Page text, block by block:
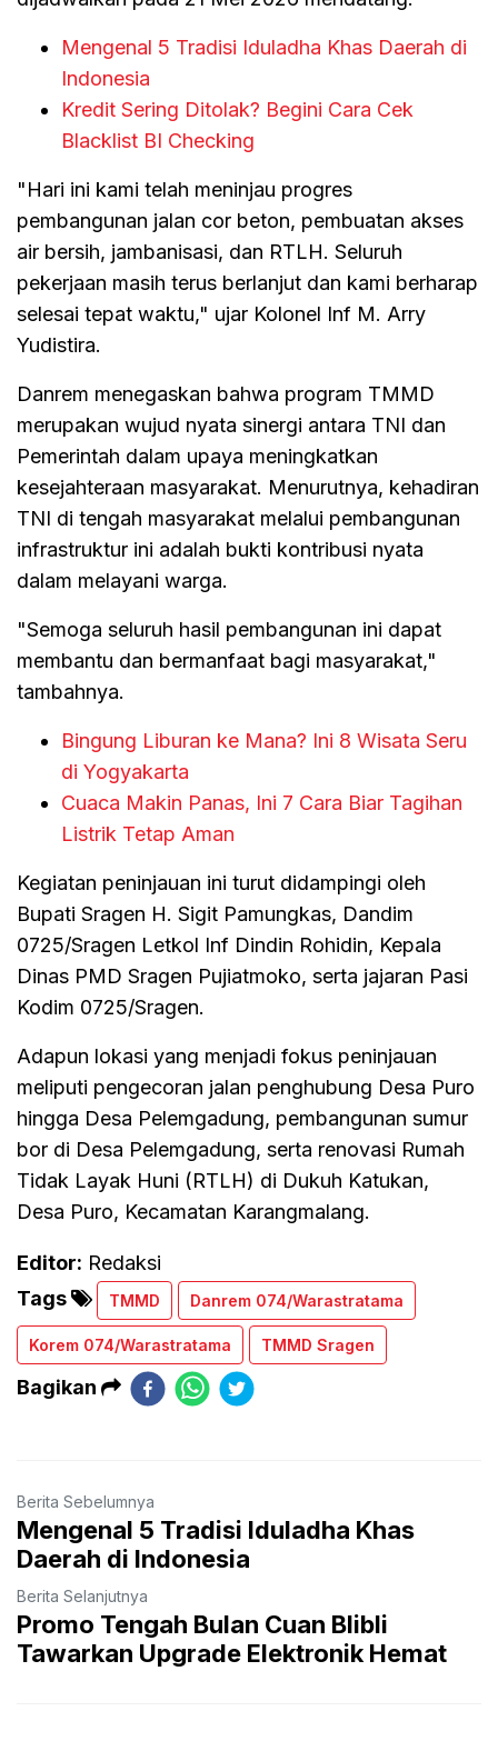
Mengenal 5 Tradisi Iduladha Khas Daerah di
Indonesia
Kredit Sering Ditolak? Begini Cara Cek
Blacklist BI Checking
"Hari ini kami telah meninjau progres
pembangunan jalan cor beton, pembuatan akses
air bersih, jambanisasi, dan RTLH. Seluruh
pekerjaan masih terus berlanjut dan kami berharap
selesai tepat waktu," ujar Kolonel Inf M. Arry
Yudistira.
Danrem menegaskan bahwa program TMMD
merupakan wujud nyata sinergi antara TNI dan
Pemerintah dalam upaya meningkatkan
kesejahteraan masyarakat. Menurutnya, kehadiran
TNI di tengah masyarakat melalui pembangunan
infrastruktur ini adalah bukti kontribusi nyata
dalam melayani warga.
"Semoga seluruh hasil pembangunan ini dapat
membantu dan bermanfaat bagi masyarakat,"
tambahnya.
Bingung Liburan ke Mana? Ini 8 Wisata Seru
di Yogyakarta
Cuaca Makin Panas, Ini 7 Cara Biar Tagihan
Listrik Tetap Aman
Kegiatan peninjauan ini turut didampingi oleh
Bupati Sragen H. Sigit Pamungkas, Dandim
0725/Sragen Letkol Inf Dindin Rohidin, Kepala
Dinas PMD Sragen Pujiatmoko, serta jajaran Pasi
Kodim 0725/Sragen.
Adapun lokasi yang menjadi fokus peninjauan
meliputi pengecoran jalan penghubung Desa Puro
hingga Desa Pelemgadung, pembangunan sumur
bor di Desa Pelemgadung, serta renovasi Rumah
Tidak Layak Huni (RTLH) di Dukuh Katukan,
Desa Puro, Kecamatan Karangmalang.
Editor: Redaksi
Tags
TMMD Danrem 074/Warastratama
Korem 074/Warastratama TMMD Sragen
Bagikan
Berita Sebelumnya
Mengenal 5 Tradisi Iduladha Khas
Daerah di Indonesia
Berita Selanjutnya
Promo Tengah Bulan Cuan Blibli
Tawarkan Upgrade Elektronik Hemat